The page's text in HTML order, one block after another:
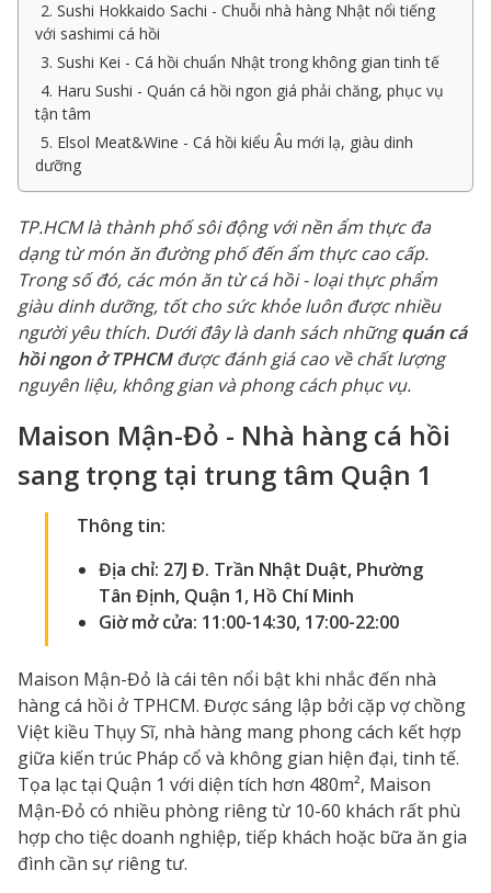
2. Sushi Hokkaido Sachi - Chuỗi nhà hàng Nhật nổi tiếng
với sashimi cá hồi
3. Sushi Kei - Cá hồi chuẩn Nhật trong không gian tinh tế
4. Haru Sushi - Quán cá hồi ngon giá phải chăng, phục vụ
tận tâm
5. Elsol Meat&Wine - Cá hồi kiểu Âu mới lạ, giàu dinh
dưỡng
TP.HCM là thành phố sôi động với nền ẩm thực đa
dạng từ món ăn đường phố đến ẩm thực cao cấp.
Trong số đó, các món ăn từ cá hồi - loại thực phẩm
giàu dinh dưỡng, tốt cho sức khỏe luôn được nhiều
người yêu thích. Dưới đây là danh sách nhữngquán cá
hồi ngon ở TPHCMđược đánh giá cao về chất lượng
nguyên liệu, không gian và phong cách phục vụ.
Maison Mận-Đỏ - Nhà hàng cá hồi
sang trọng tại trung tâm Quận 1
Thông tin:
Địa chỉ: 27J Đ. Trần Nhật Duật, Phường
Tân Định, Quận 1, Hồ Chí Minh
Giờ mở cửa: 11:00-14:30, 17:00-22:00
Maison Mận-Đỏ là cái tên nổi bật khi nhắc đến nhà
hàng cá hồi ở TPHCM. Được sáng lập bởi cặp vợ chồng
Việt kiều Thụy Sĩ, nhà hàng mang phong cách kết hợp
giữa kiến trúc Pháp cổ và không gian hiện đại, tinh tế.
Tọa lạc tại Quận 1 với diện tích hơn 480m², Maison
Mận-Đỏ có nhiều phòng riêng từ 10-60 khách rất phù
hợp cho tiệc doanh nghiệp, tiếp khách hoặc bữa ăn gia
đình cần sự riêng tư.